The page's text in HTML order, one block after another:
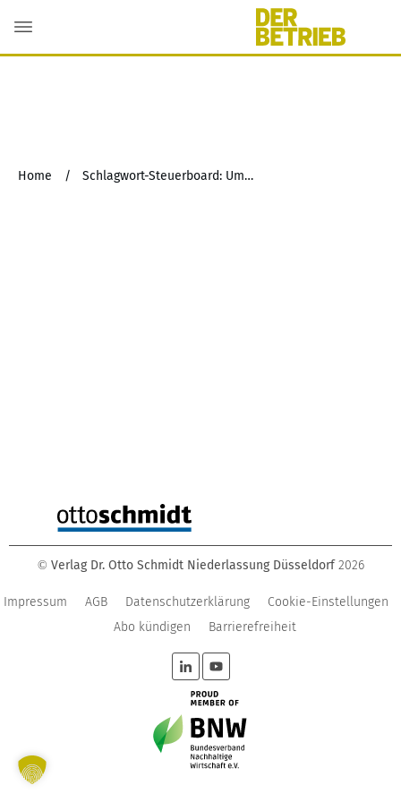
Home / Schlagwort-Steuerboard: Umwandlungen mit Drittstaatenbezug
© Verlag Dr. Otto Schmidt Niederlassung Düsseldorf 2026
Impressum AGB Datenschutzerklärung
Cookie-Einstellungen
Abo kündigen
Barrierefreiheit